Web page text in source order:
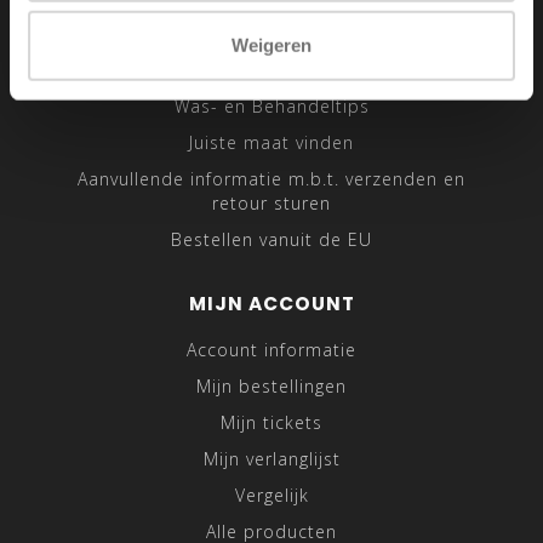
Weigeren
Sitemap
Was- en Behandeltips
Juiste maat vinden
Aanvullende informatie m.b.t. verzenden en
retour sturen
Bestellen vanuit de EU
MIJN ACCOUNT
Account informatie
Mijn bestellingen
Mijn tickets
Mijn verlanglijst
Vergelijk
Alle producten